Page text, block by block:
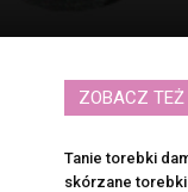
ZOBACZ TEŻ
Tanie torebki
skórzane